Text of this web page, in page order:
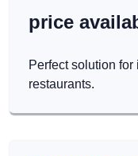
price
Perfect solution
restaurants.